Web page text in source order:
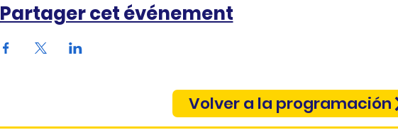
Partager cet événement
Volver a la programación